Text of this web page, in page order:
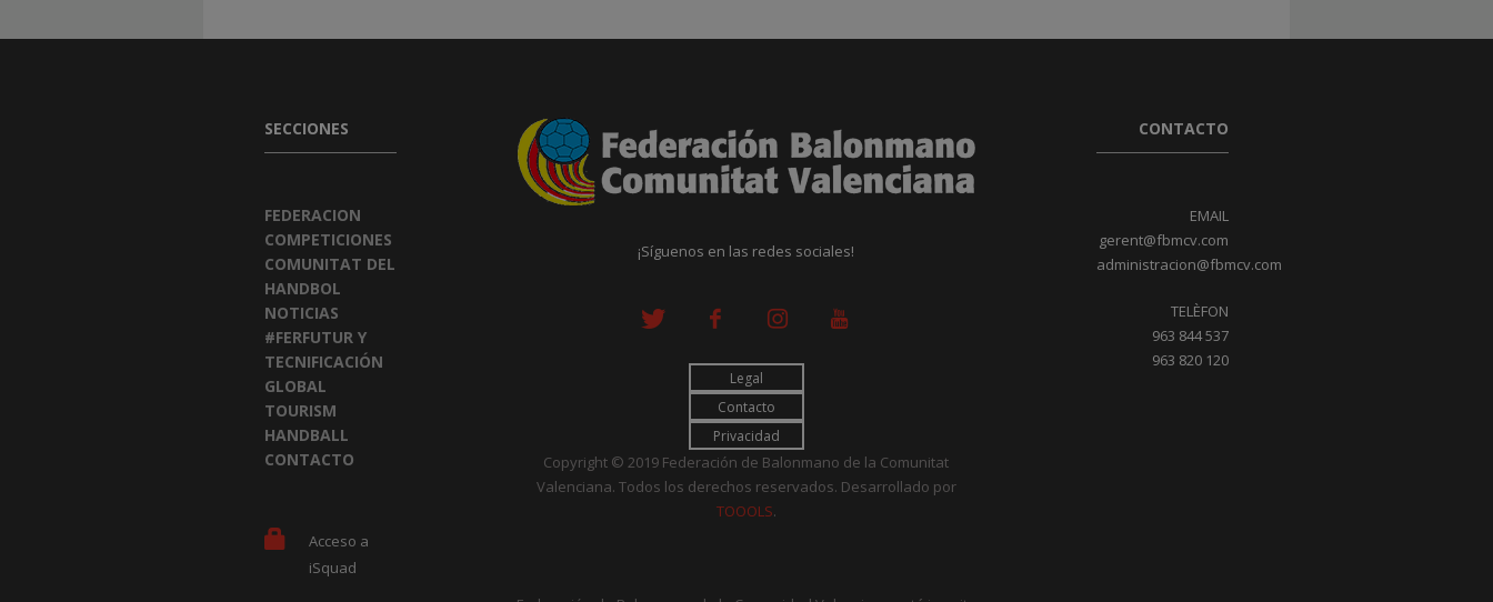
SECCIONES
FEDERACION
COMPETICIONES
COMUNITAT DEL
HANDBOL
NOTICIAS
#FERFUTUR Y
TECNIFICACIÓN
GLOBAL
TOURISM
HANDBALL
CONTACTO
Acceso a
iSquad
¡Síguenos en las redes sociales!
Legal
Contacto
Privacidad
Copyright © 2019 Federación de Balonmano de la Comunitat
Valenciana. Todos los derechos reservados. Desarrollado por
TOOOLS.
CONTACTO
EMAIL
gerent@fbmcv.com
administracion@fbmcv.com
TELÈFON
963 844 537
963 820 120